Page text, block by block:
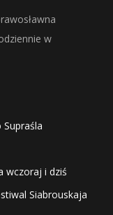
w
wczoraj i dziś
Siabrouskaja